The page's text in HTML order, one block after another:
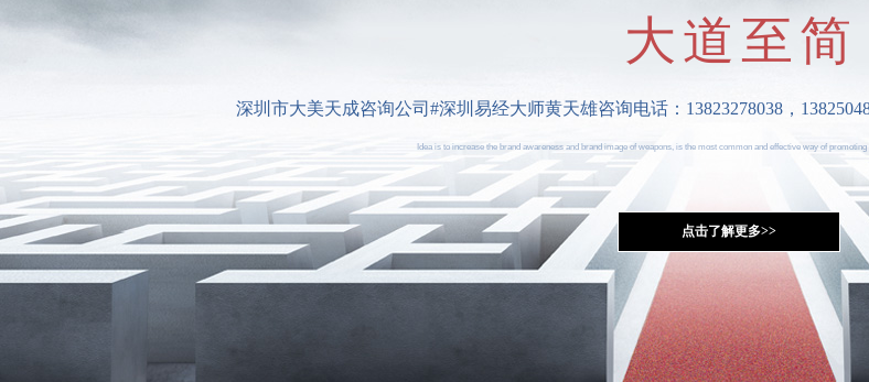
大道至简
点击了解更多>>
深圳市大美天成咨询公司#深圳易经大师黄天雄咨询电话：13823278038，
Idea is to increase the brand awareness and brand image of weapons, is the most common and effective way of